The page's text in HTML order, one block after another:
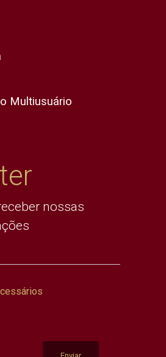
Multiusuário
nossas